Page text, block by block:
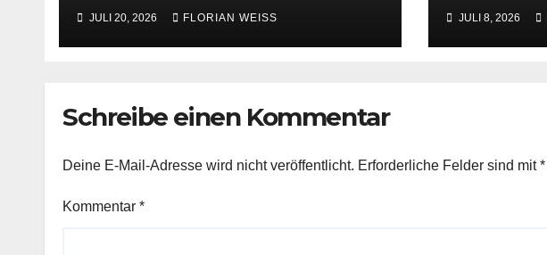
JULI 20, 2026 FLORIAN WEISS JULI 8, 2026
Schreibe einen Kommentar
Deine E-Mail-Adresse wird nicht veröffentlicht. Erforderliche Felder sind mit*
Kommentar *